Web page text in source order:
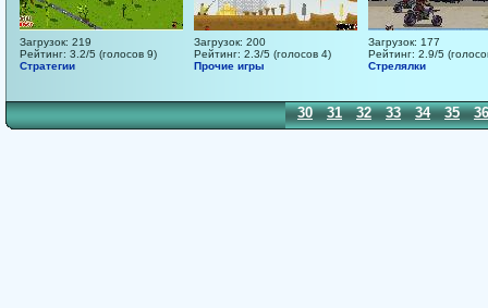
Загрузок: 219
Рейтинг: 3.2/5 (голосов 9)
Стратегии
Загрузок: 200
Рейтинг: 2.3/5 (голосов 4)
Прочие игры
Загрузок: 177
Рейтинг: 2.9/5
Стрелялки
20 21 22 23 24 25 26 27 28 29 30 31 32 33 34 35 36